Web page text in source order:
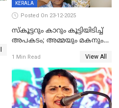
KERALA
Posted On 23-12-2025
സ്കൂട്ടറും കാറും കൂട്ടിയിടിച്ച്
അപകടം; അമ്മയും മകനും
ഗുരുതരാവസ്ഥയിൽ
1 Min Read View All